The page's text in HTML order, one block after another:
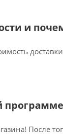
и
После